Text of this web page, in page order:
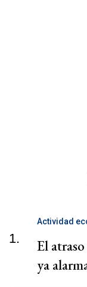
1.
Actividad
El
ya